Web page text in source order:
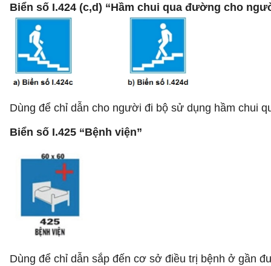
Biển số I.424 (c,d) “Hầm chui qua đường cho
Dùng để chỉ dẫn cho người đi bộ sử dụng hầm chui
Biển số I.425 “Bệnh viện”
Dùng để chỉ dẫn sắp đến cơ sở điều trị bệnh ở gần